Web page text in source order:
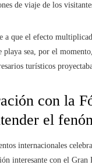
de viaje de los
a que el efecto
playa sea, por el
turísticos
con la
el
internacionales
interesante con el Gran